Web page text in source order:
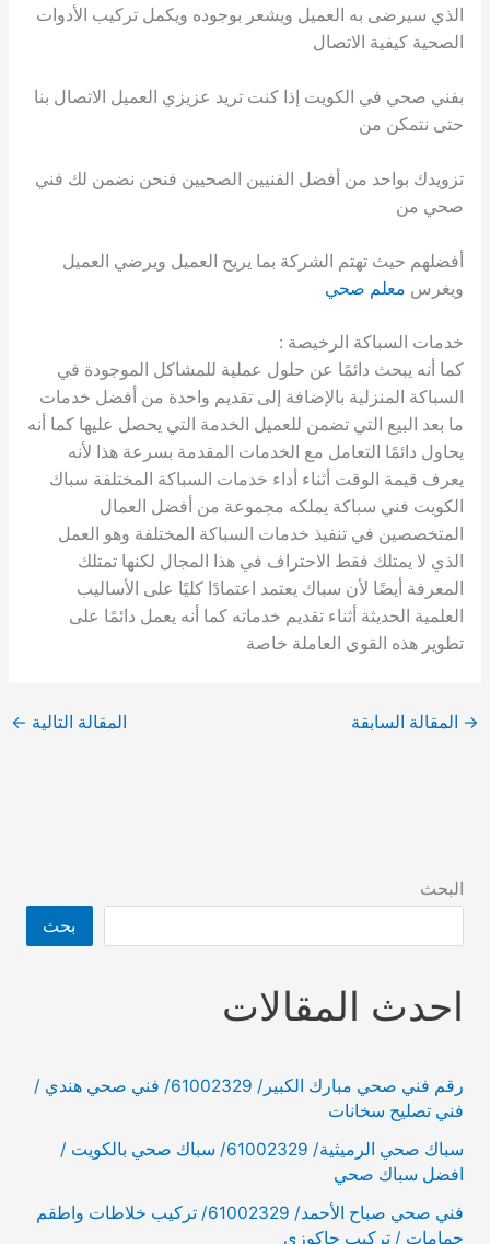
الذي سيرضى به العميل ويشعر بوجوده ويكمل تركيب الأدوات
الصحية كيفية الاتصال
بفني صحي في الكويت إذا كنت تريد عزيزي العميل الاتصال بنا
حتى نتمكن من
تزويدك بواحد من أفضل الفنيين الصحيين فنحن نضمن لك فني
صحي من
أفضلهم حيث تهتم الشركة بما يريح العميل ويرضي العميل
ويغرس معلم صحي
خدمات السباكة الرخيصة :
كما أنه يبحث دائمًا عن حلول عملية للمشاكل الموجودة في
السباكة المنزلية بالإضافة إلى تقديم واحدة من أفضل خدمات
ما بعد البيع التي تضمن للعميل الخدمة التي يحصل عليها كما أنه
يحاول دائمًا التعامل مع الخدمات المقدمة بسرعة هذا لأنه
يعرف قيمة الوقت أثناء أداء خدمات السباكة المختلفة سباك
الكويت فني سباكة يملكه مجموعة من أفضل العمال
المتخصصين في تنفيذ خدمات السباكة المختلفة وهو العمل
الذي لا يمتلك فقط الاحتراف في هذا المجال لكنها تمتلك
المعرفة أيضًا لأن سباك يعتمد اعتمادًا كليًا على الأساليب
العلمية الحديثة أثناء تقديم خدماته كما أنه يعمل دائمًا على
تطوير هذه القوى العاملة خاصة
→ المقالة السابقة المقالة التالية ←
البحث
بحث
احدث المقالات
رقم فني صحي مبارك الكبير/ 61002329/ فني صحي هندي /
فني تصليح سخانات
سباك صحي الرميثية/ 61002329/ سباك صحي بالكويت /
افضل سباك صحي
فني صحي صباح الأحمد/ 61002329/ تركيب خلاطات واطقم
حمامات / تركيب جاكوزي